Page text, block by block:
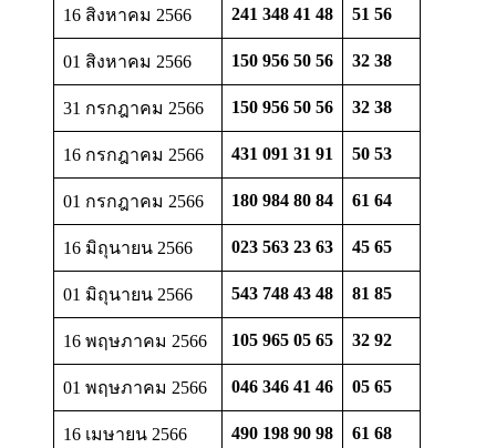
16 สิงหาคม 2566 241 348 41 48 51 56
01 สิงหาคม 2566 150 956 50 56 32 38
31 กรกฎาคม 2566 150 956 50 56 32 38
16 กรกฎาคม 2566 431 091 31 91 50 53
01 กรกฎาคม 2566 180 984 80 84 61 64
16 มิถุนายน 2566 023 563 23 63 45 65
01 มิถุนายน 2566 543 748 43 48 81 85
16 พฤษภาคม 2566 105 965 05 65 32 92
01 พฤษภาคม 2566 046 346 41 46 05 65
16 เมษายน 2566 490 198 90 98 61 68